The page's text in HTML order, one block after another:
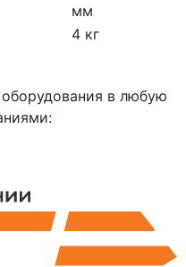
мм
4 кг
в любую